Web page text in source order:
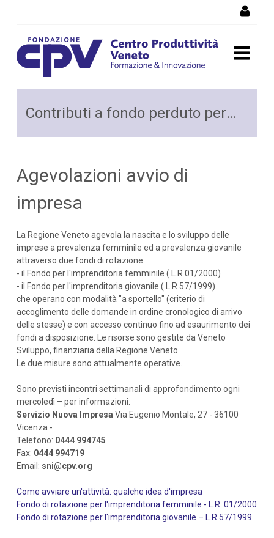
Contributi a fondo perduto
per avviare un'attività
Contributi a fondo perduto per avviare un'attività
Agevolazioni avvio di
impresa
La Regione Veneto agevola la nascita e lo sviluppo delle
imprese a prevalenza femminile ed a prevalenza giovanile
attraverso due fondi di rotazione:
- il Fondo per l'imprenditoria femminile ( L.R 01/2000)
- il Fondo per l'imprenditoria giovanile ( L.R 57/1999)
che operano con modalità "a sportello" (criterio di
accoglimento delle domande in ordine cronologico di arrivo
delle stesse) e con accesso continuo fino ad esaurimento dei
fondi a disposizione. Le risorse sono gestite da Veneto
Sviluppo, finanziaria della Regione Veneto.
Le due misure sono attualmente operative.
Sono previsti incontri settimanali di approfondimento ogni
mercoledì – per informazioni:
Servizio Nuova Impresa Via Eugenio Montale, 27 - 36100
Vicenza -
Telefono: 0444 994745
Fax: 0444 994719
Email: sni@cpv.org
Come avviare un'attività: qualche idea d'impresa
Fondo di rotazione per l'imprenditoria femminile - L.R. 01/2000
Fondo di rotazione per l'imprenditoria giovanile – L.R.57/1999